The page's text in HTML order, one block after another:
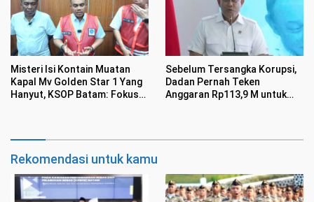
Misteri Isi Kontain Muatan
Kapal Mv Golden Star 1 Yang
Hanyut, KSOP Batam: Fokus
Sebelum Tersangka Korupsi,
Dadan Pernah Teken
Anggaran Rp113,9 M untuk
Rekomendasi untuk kamu